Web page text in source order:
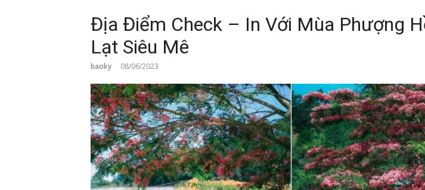
Địa Điểm Check – In Với Mùa Phượng
Lạt Siêu Mê
baoky 08/06/2023